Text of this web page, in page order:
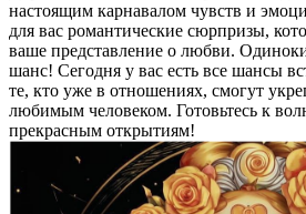
настоящим карнавалом чувств и
для вас романтические сюрпризы,
ваше представление о любви.
шанс! Сегодня у вас есть все шансы
те, кто уже в отношениях, смогут
любимым человеком. Готовьтесь к
прекрасным открытиям!